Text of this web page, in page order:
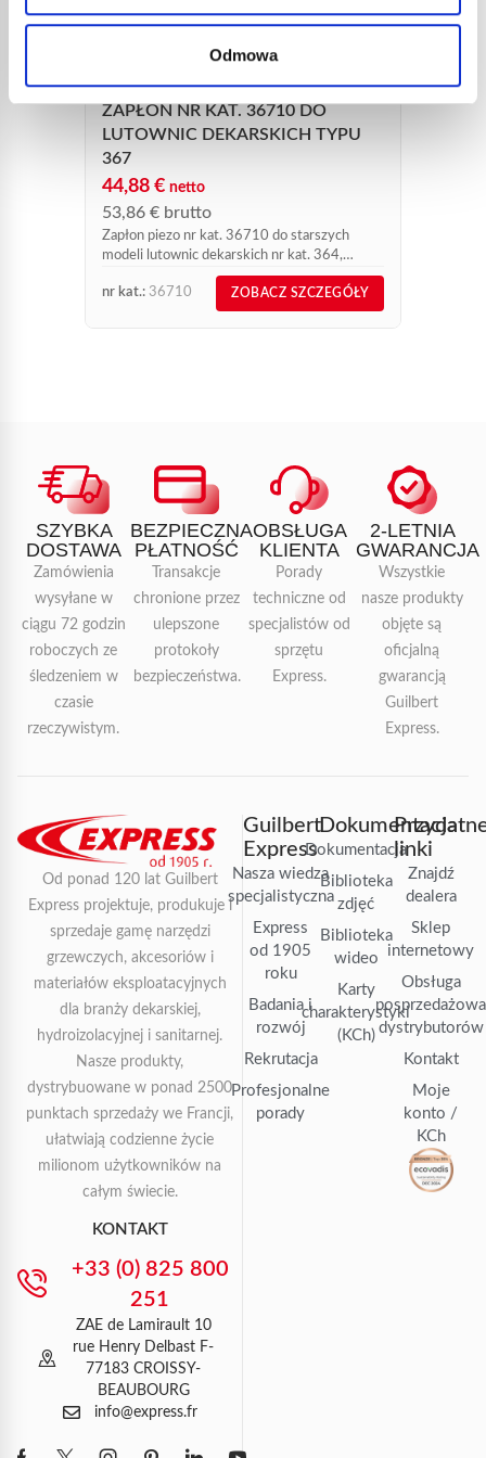
Odmowa
ZAPŁON NR KAT. 36710 DO
LUTOWNIC DEKARSKICH TYPU
367
44,88 € netto
53,86 € brutto
Zapłon piezo nr kat. 36710 do starszych
modeli lutownic dekarskich nr kat. 364,
367/8 i 367/9. Zapłon nr kat. 36710 do
lutownic dekarskich typu...
nr kat.: 36710 ZOBACZ SZCZEGÓŁY
SZYBKA
DOSTAWA
Zamówienia
wysyłane w
ciągu 72 godzin
roboczych ze
śledzeniem w
czasie
rzeczywistym.
BEZPIECZNA
PŁATNOŚĆ
Transakcje
chronione przez
ulepszone
protokoły
bezpieczeństwa.
OBSŁUGA
KLIENTA
Porady
techniczne od
specjalistów od
sprzętu
Express.
2-LETNIA
GWARANCJA
Wszystkie
nasze produkty
objęte są
oficjalną
gwarancją
Guilbert
Express.
Od ponad 120 lat Guilbert
Express projektuje, produkuje i
sprzedaje gamę narzędzi
grzewczych, akcesoriów i
materiałów eksploatacyjnych
dla branży dekarskiej,
hydroizolacyjnej i sanitarnej.
Nasze produkty,
dystrybuowane w ponad 2500
punktach sprzedaży we Francji,
ułatwiają codzienne życie
milionom użytkowników na
całym świecie.
KONTAKT
+33 (0) 825 800
251
ZAE de Lamirault 10
rue Henry Delbast F-
77183 CROISSY-
BEAUBOURG
info@express.fr
Guilbert
Express
Nasza wiedza
specjalistyczna
Express
od 1905
roku
Badania i
rozwój
Rekrutacja
Profesjonalne
porady
Dokumentacja
Dokumentacja
Biblioteka
zdjęć
Biblioteka
wideo
Karty
charakterystyki
(KCh)
linki
Znajdź
dealera
Sklep
internetowy
Obsługa
posprzedażowa
dystrybutorów
Kontakt
Moje
konto /
KCh